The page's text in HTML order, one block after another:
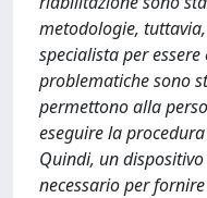
metodologie,
specialista per
problematiche sono
permettono alla
eseguire la
Quindi, un
necessario per